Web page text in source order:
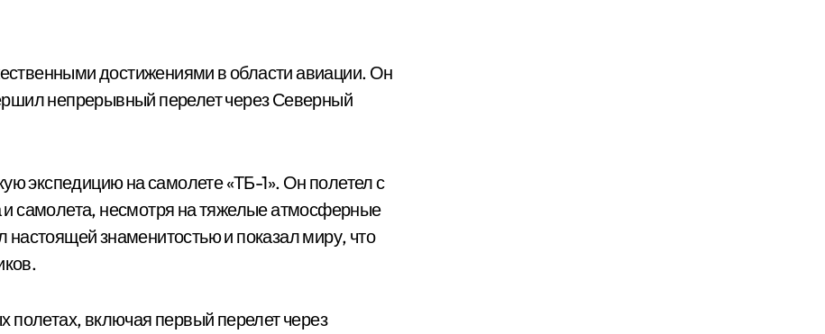
достижениями в области авиации. Он
непрерывный перелет через Северный
экспедицию на самолете «ТБ-1». Он полетел с
самолета, несмотря на тяжелые атмосферные
знаменитостью и показал миру, что
полетах, включая первый перелет через